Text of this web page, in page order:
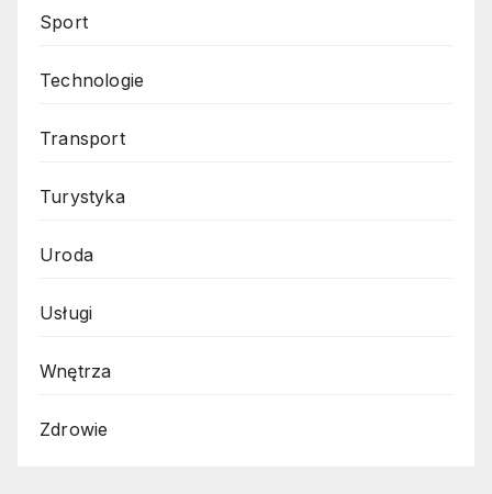
Sport
Technologie
Transport
Turystyka
Uroda
Usługi
Wnętrza
Zdrowie